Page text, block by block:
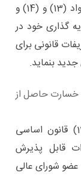
تمام یا قسمتی از مبالغ قابل انتقال ناشی از مواد (13) و (14) و
گذاری خود در
قانونی برای
بنماید.
خسارت حاصل از
توضیحات کامل: دولت با رعایت اصل (138) قانون اساسی
قابل پذیرش
به وزیران عضو شورای عالی